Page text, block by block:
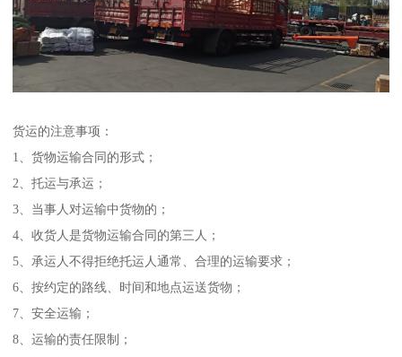
货运的注意事项：
1、货物运输合同的形式；
2、托运与承运；
3、当事人对运输中货物的；
4、收货人是货物运输合同的第三人；
5、承运人不得拒绝托运人通常、合理的运输要求；
6、按约定的路线、时间和地点运送货物；
7、安全运输；
8、运输的责任限制；